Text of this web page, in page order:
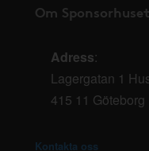
Om Sponsorhuset
Adress:
Lagergatan 1
415 11 Göteborg
Kontakta oss